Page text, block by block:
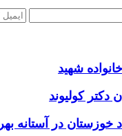
شهید
دکتر کولیوند
خوزستان در آستانه